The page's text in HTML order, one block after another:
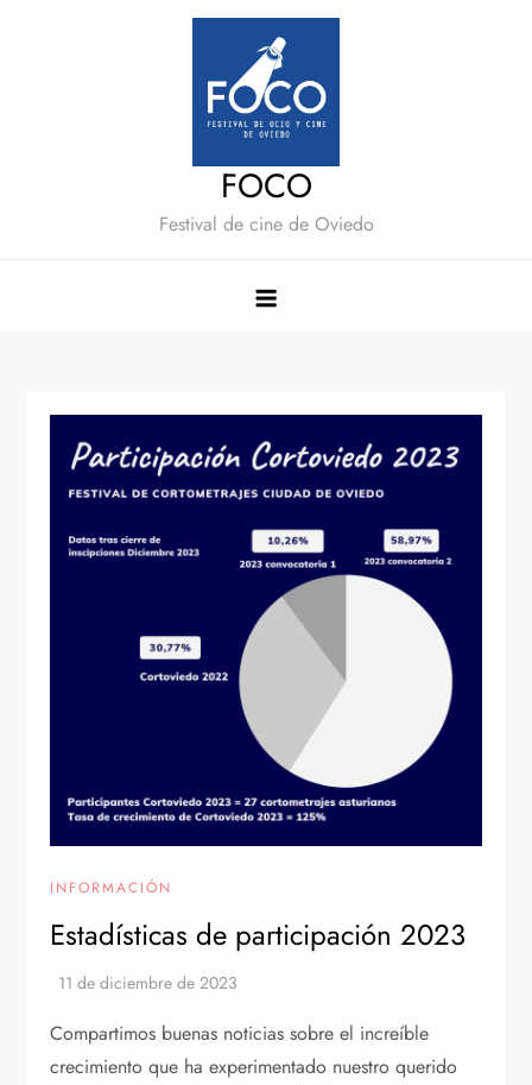
FOCO
Festival de cine de Oviedo
INFORMACIÓN
Estadísticas de participación 2023
Compartimos buenas noticias sobre el increíble
crecimiento que ha experimentado nuestro querido